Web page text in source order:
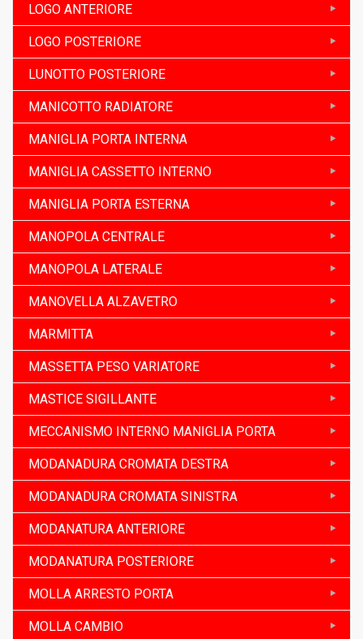
LOGO ANTERIORE
LOGO POSTERIORE
LUNOTTO POSTERIORE
MANICOTTO RADIATORE
MANIGLIA PORTA INTERNA
MANIGLIA CASSETTO INTERNO
MANIGLIA PORTA ESTERNA
MANOPOLA CENTRALE
MANOPOLA LATERALE
MANOVELLA ALZAVETRO
MARMITTA
MASSETTA PESO VARIATORE
MASTICE SIGILLANTE
MECCANISMO INTERNO MANIGLIA PORTA
MODANADURA CROMATA DESTRA
MODANADURA CROMATA SINISTRA
MODANATURA ANTERIORE
MODANATURA POSTERIORE
MOLLA ARRESTO PORTA
MOLLA CAMBIO